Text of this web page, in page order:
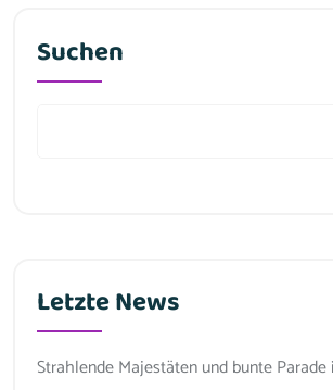
Suchen
Letzte News
Strahlende Majestäten und bunte